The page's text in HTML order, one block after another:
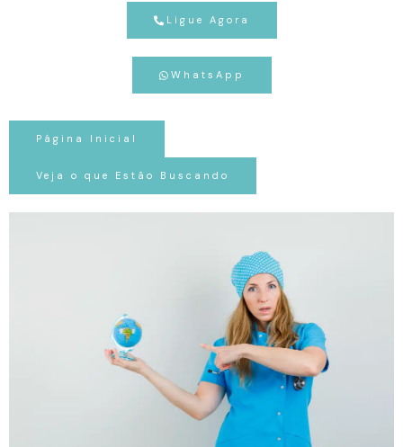
Ligue Agora
WhatsApp
Página Inicial
Veja o que Estão Buscando